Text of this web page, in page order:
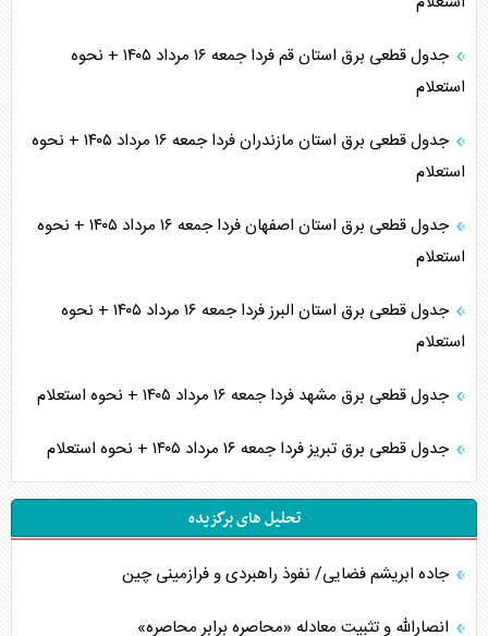
جدول قطعی برق استان قم فردا جمعه ۱۶ مرداد ۱۴۰۵ + نحوه
استعلام
جدول قطعی برق استان مازندران فردا جمعه ۱۶ مرداد ۱۴۰۵ + نحوه
استعلام
جدول قطعی برق استان اصفهان فردا جمعه ۱۶ مرداد ۱۴۰۵ + نحوه
استعلام
جدول قطعی برق استان البرز فردا جمعه ۱۶ مرداد ۱۴۰۵ + نحوه
استعلام
جدول قطعی برق مشهد فردا جمعه ۱۶ مرداد ۱۴۰۵ + نحوه استعلام
جدول قطعی برق تبریز فردا جمعه ۱۶ مرداد ۱۴۰۵ + نحوه استعلام
تحلیل های برگزیده
جاده ابریشم فضایی/ نفوذ راهبردی و فرازمینی چین
انصارالله و تثبیت معادله «محاصره برابر محاصره»